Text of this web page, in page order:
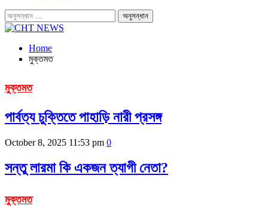
Home
মুক্তমত
মুক্তমত
পার্বত্য চুক্তিতে পাহাড়ি নারী প্রসঙ্গ
October 8, 2025 11:53 pm 0
সন্তু লারমা কি একজন ত্যাগী নেতা?
মুক্তমত